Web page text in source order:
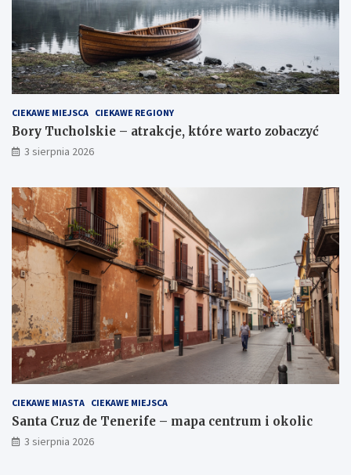
CIEKAWE MIEJSCA CIEKAWE REGIONY
Bory Tucholskie – atrakcje, które warto zobaczyć
3 sierpnia 2026
CIEKAWE MIASTA CIEKAWE MIEJSCA
Santa Cruz de Tenerife – mapa centrum i okolic
3 sierpnia 2026